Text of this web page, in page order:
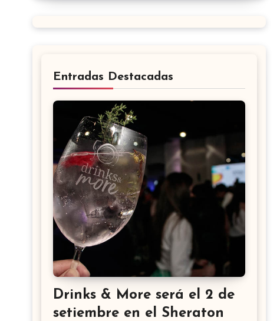
Entradas Destacadas
Drinks & More será el 2 de
setiembre en el Sheraton